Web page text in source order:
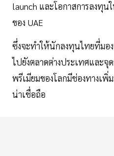
launch และโอกาสการลงทุน
ของ UAE
ซึ่งจะทำให้นักลงทุนไทยที่มอ
ไปยังตลาดต่างประเทศและจุ
พรีเมียมของโลกมีช่องทางเ
น่าเชื่อถือ